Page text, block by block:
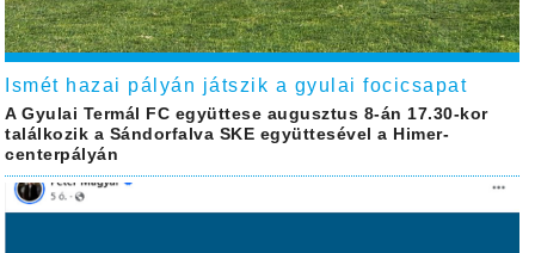
Ismét hazai pályán játszik a gyulai focicsapat
A Gyulai Termál FC együttese augusztus 8-án 17.30-kor
találkozik a Sándorfalva SKE együttesével a Himer-
centerpályán